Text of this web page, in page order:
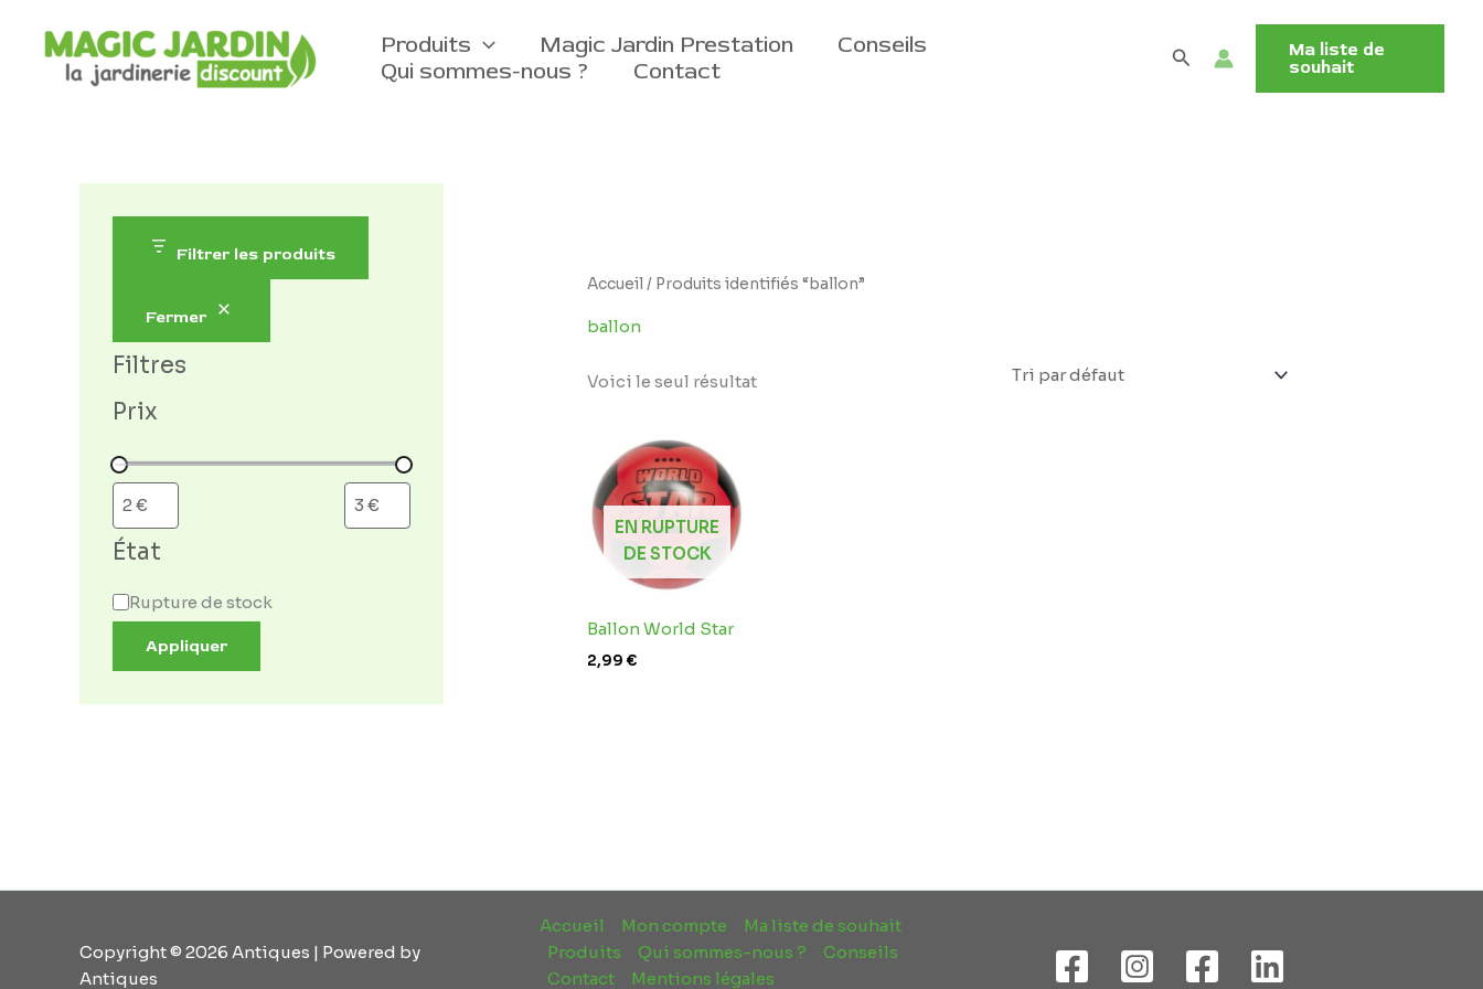
contenu
Produits Magic Jardin Prestation
Conseils
Qui sommes-nous ?
Contact
RechercherMa liste de
souhait
Filtrer les produits
Fermer
Filtres
Prix
État
i
s
n
i
i
t
é
Rupture de stock
Appliquer
Accueil / Produits identifiés “ballon”
ballon
Voici le seul résultat
EN RUPTURE
DE STOCK
Ballon World Star
2,99€
Copyright © 2026 Antiques | Powered by
Antiques
Accueil Mon compte
Ma liste de souhait
Produits
Qui sommes-nous ?
Conseils
Contact
Mentions légales